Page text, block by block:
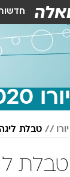
יורו 2020
יורו טבלת ליגה
טבלת ליגה